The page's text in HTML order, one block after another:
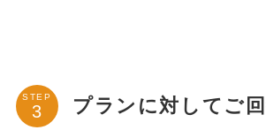
STEP プランに対してご